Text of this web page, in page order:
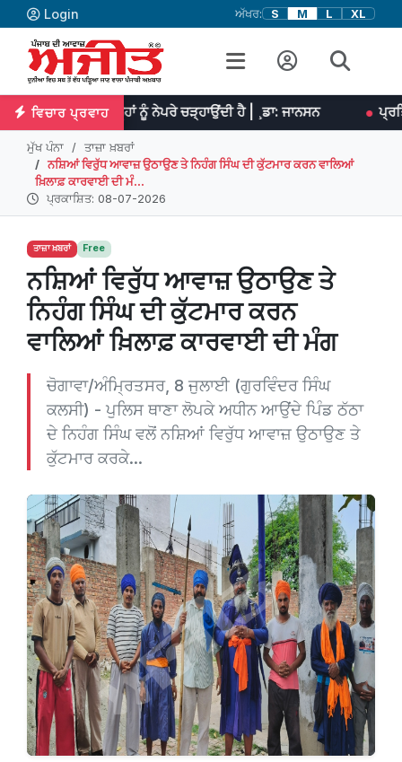
Login ਅੱਖਰ: S M L XL
ਵਿਚਾਰ ਪ੍ਰਵਾਹ
ਉਨ੍ਹਾਂ ਨੂੰ ਨੇਪਰੇ ਚੜ੍ਹਾਉਂਦੀ ਹੈ | ¸ਡਾ: ਜਾਨਸਨ ਪ੍ਰਤਿਭਾ ਮਹਾਨ
ਮੁੱਖ ਪੰਨਾ
ਤਾਜ਼ਾ ਖ਼ਬਰਾਂ
ਨਸ਼ਿਆਂ ਵਿਰੁੱਧ ਆਵਾਜ਼ ਉਠਾਉਣ ਤੇ ਨਿਹੰਗ ਸਿੰਘ ਦੀ ਕੁੱਟਮਾਰ ਕਰਨ ਵਾਲਿਆਂ
ਖ਼ਿਲਾਫ਼ ਕਾਰਵਾਈ ਦੀ ਮੰ...
ਪ੍ਰਕਾਸ਼ਿਤ: 08-07-2026
ਤਾਜ਼ਾ ਖ਼ਬਰਾਂ Free
ਨਸ਼ਿਆਂ ਵਿਰੁੱਧ ਆਵਾਜ਼ ਉਠਾਉਣ ਤੇ
ਨਿਹੰਗ ਸਿੰਘ ਦੀ ਕੁੱਟਮਾਰ ਕਰਨ
ਵਾਲਿਆਂ ਖ਼ਿਲਾਫ਼ ਕਾਰਵਾਈ ਦੀ ਮੰਗ
ਚੋਗਾਵਾ/ਅੰਮ੍ਰਿਤਸਰ, 8 ਜੁਲਾਈ (ਗੁਰਵਿੰਦਰ ਸਿੰਘ
ਕਲਸੀ) - ਪੁਲਿਸ ਥਾਣਾ ਲੋਪਕੇ ਅਧੀਨ ਆਉਂਦੇ ਪਿੰਡ ਠੱਠਾ
ਦੇ ਨਿਹੰਗ ਸਿੰਘ ਵਲੋਂ ਨਸ਼ਿਆਂ ਵਿਰੁੱਧ ਆਵਾਜ਼ ਉਠਾਉਣ ਤੇ
ਕੁੱਟਮਾਰ ਕਰਕੇ...